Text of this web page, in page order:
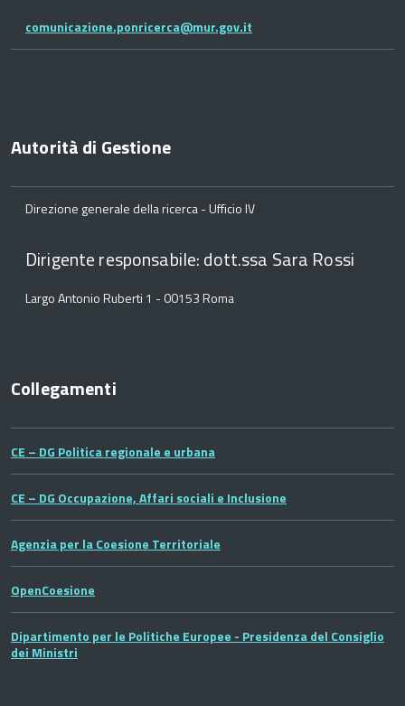
comunicazione.ponricerca@mur.gov.it
Autorità di Gestione
Direzione generale della ricerca - Ufficio IV
Dirigente responsabile: dott.ssa Sara Rossi
Largo Antonio Ruberti 1 - 00153 Roma
Collegamenti
CE – DG Politica regionale e urbana
CE – DG Occupazione, Affari sociali e Inclusione
Agenzia per la Coesione Territoriale
OpenCoesione
Dipartimento per le Politiche Europee - Presidenza del Consiglio
dei Ministri